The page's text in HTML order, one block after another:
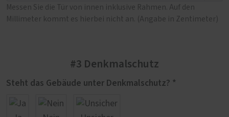
Messen Sie die Tür von innen inklusive Rahmen. Auf den
Millimeter kommt es hierbei nicht an. (Angabe in Zentimeter)
#3 Denkmalschutz
Steht das Gebäude unter Denkmalschutz? *